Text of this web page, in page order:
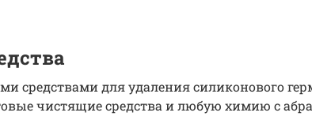
средствами для удаления силиконового
чистящие средства и любую химию с